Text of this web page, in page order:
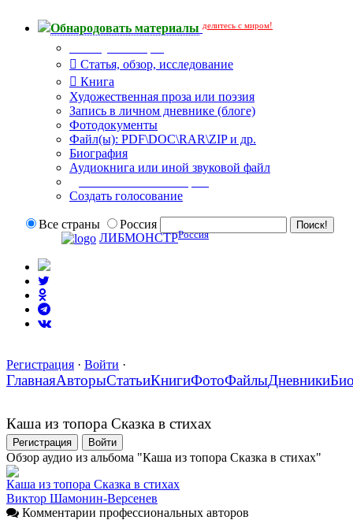
Обнародовать материалы делитесь с миром!
Статья, обзор, исследование
Книга
Художественная проза или поэзия
Запись в личном дневнике (блоге)
Фотодокументы
Файл(ы): PDF\DOC\RAR\ZIP и др.
Биография
Аудиокнига или иной звуковой файл
Создать голосование
Все страны
Россия
ЛИБМОНСТРРоссия
Регистрация · Войти ·
ГлавнаяАвторыСтатьиКнигиФотоФайлыДневники
Каша из топора Сказка в стихах
Регистрация Войти
Обзор аудио из альбома "Каша из топора Сказка в стихах"
Каша из топора Сказка в стихах
Виктор Шамонин-Версенев
Комментарии профессиональных авторов